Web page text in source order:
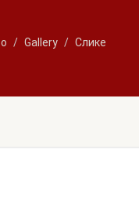
Gallery
Слике